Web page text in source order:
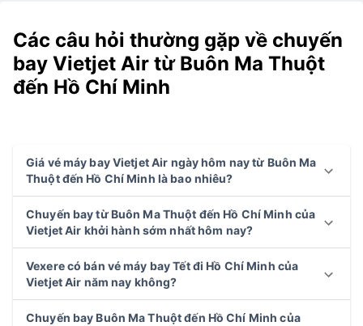
Các câu hỏi thường gặp về chuyến
bay Vietjet Air từ Buôn Ma Thuột
đến Hồ Chí Minh
Giá vé máy bay Vietjet Air ngày hôm nay từ Buôn Ma
Thuột đến Hồ Chí Minh là bao nhiêu?
Chuyến bay từ Buôn Ma Thuột đến Hồ Chí Minh của
Vietjet Air khởi hành sớm nhất hôm nay?
Vexere có bán vé máy bay Tết đi Hồ Chí Minh của
Vietjet Air năm nay không?
Chuyến bay Buôn Ma Thuột đến Hồ Chí Minh của